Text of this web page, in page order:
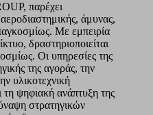
παρέχει
άμυνας,
Με εμπειρία
δραστηριοποιείται
Οι υπηρεσίες της
της αγοράς, την
υλικοτεχνική
τη ψηφιακή ανάπτυξη της
στρατηγικών